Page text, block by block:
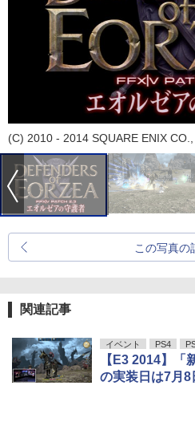
(C) 2010 - 2014 SQUARE ENIX
この写真の
関連記事
イベント PS4
【E3 2014】「
の実装日は7月8